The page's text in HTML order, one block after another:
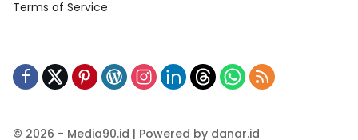
Terms of Service
© 2026 - Media90.id | Powered by danar.id